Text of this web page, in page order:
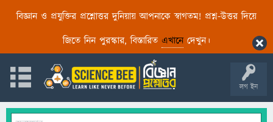
বিজ্ঞান ও প্রযুক্তির প্রশ্নোত্তর দুনিয়ায় আপনাকে স্বাগতম! প্রশ্ন-উত্তর দিয়ে
জিতে নিন পুরস্কার, বিস্তারিত এখানেদেখুন।
লগ ইন